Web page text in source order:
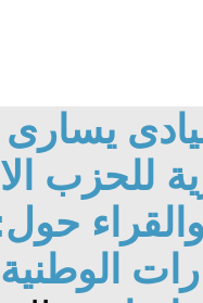
للحزب
حول: